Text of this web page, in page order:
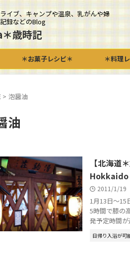
イブ、キャンプや温泉、乳がんや婦
録などのBlog
歳時記
＊お菓子レシピ＊ ＊料理
> 泡醤油
油
【北海道
Hokkaido
2011/1/19
1月13日～15
5時間で膝の
発予定時間
日帰り入浴が可